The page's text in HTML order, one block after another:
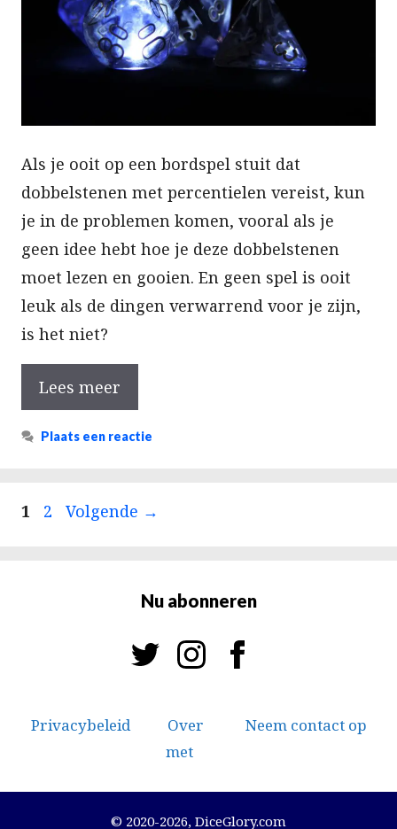
Als je ooit op een bordspel stuit dat
dobbelstenen met percentielen vereist, kun
je in de problemen komen, vooral als je
geen idee hebt hoe je deze dobbelstenen
moet lezen en gooien. En geen spel is ooit
leuk als de dingen verwarrend voor je zijn,
is het niet?
Lees meer
Plaats een reactie
Berichtnavigatie
Pagina
1 Pagina
2 Volgende →
Nu abonneren
Privacybeleid Over
Neem contact op
met
© 2020-2026, DiceGlory.com